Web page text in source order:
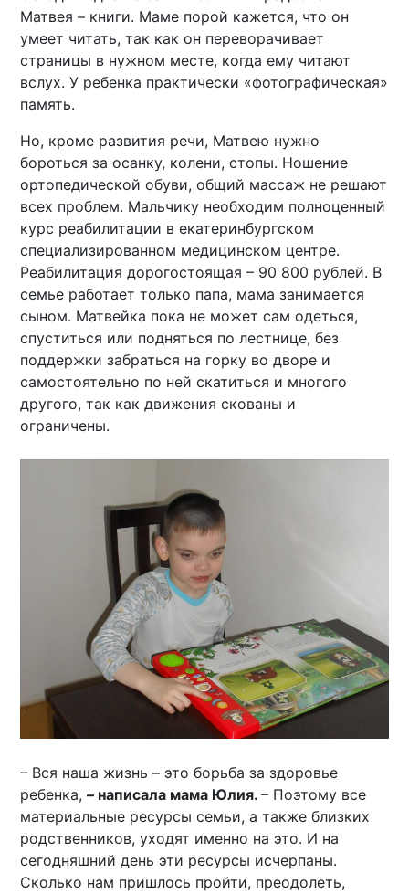
Матвея – книги. Маме порой кажется, что он
умеет читать, так как он переворачивает
страницы в нужном месте, когда ему читают
вслух. У ребенка практически «фотографическая»
память.
Но, кроме развития речи, Матвею нужно
бороться за осанку, колени, стопы. Ношение
ортопедической обуви, общий массаж не решают
всех проблем. Мальчику необходим полноценный
курс реабилитации в екатеринбургском
специализированном медицинском центре.
Реабилитация дорогостоящая – 90 800 рублей. В
семье работает только папа, мама занимается
сыном. Матвейка пока не может сам одеться,
спуститься или подняться по лестнице, без
поддержки забраться на горку во дворе и
самостоятельно по ней скатиться и многого
другого, так как движения скованы и
ограничены.
– Вся наша жизнь – это борьба за здоровье
ребенка,– написала мама Юлия.– Поэтому все
материальные ресурсы семьи, а также близких
родственников, уходят именно на это. И на
сегодняшний день эти ресурсы исчерпаны.
Сколько нам пришлось пройти, преодолеть,